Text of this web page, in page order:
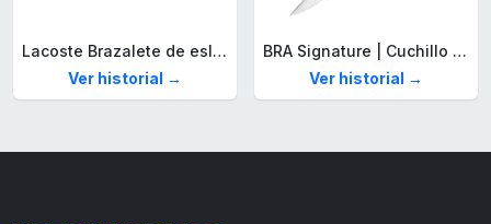
Lacoste Brazalete de eslabón para Hombre Colección STENCIL de Acero inoxidable
Ver historial →
BRA Signature | Cuchillo tomatero 120 mm, Acero Inoxidable alemán forjado con Molibdeno Vanadio, Mango Remachado ABS, Diseño Ergonómico, Hoja 1,6 mm espesor
Ver historial →